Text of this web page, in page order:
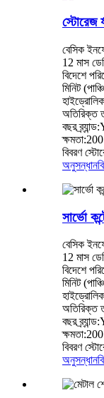
স্টোরেজ
বেসিক
12 মাস
বিদেশে
মিনিট
অতিরিক্ত
বছর
বিবরণ
অনুসন্ধান
সার্ভো
বেসিক
12 মাস
বিদেশে
মিনিট
অতিরিক্ত
বছর
বিবরণ
অনুসন্ধান